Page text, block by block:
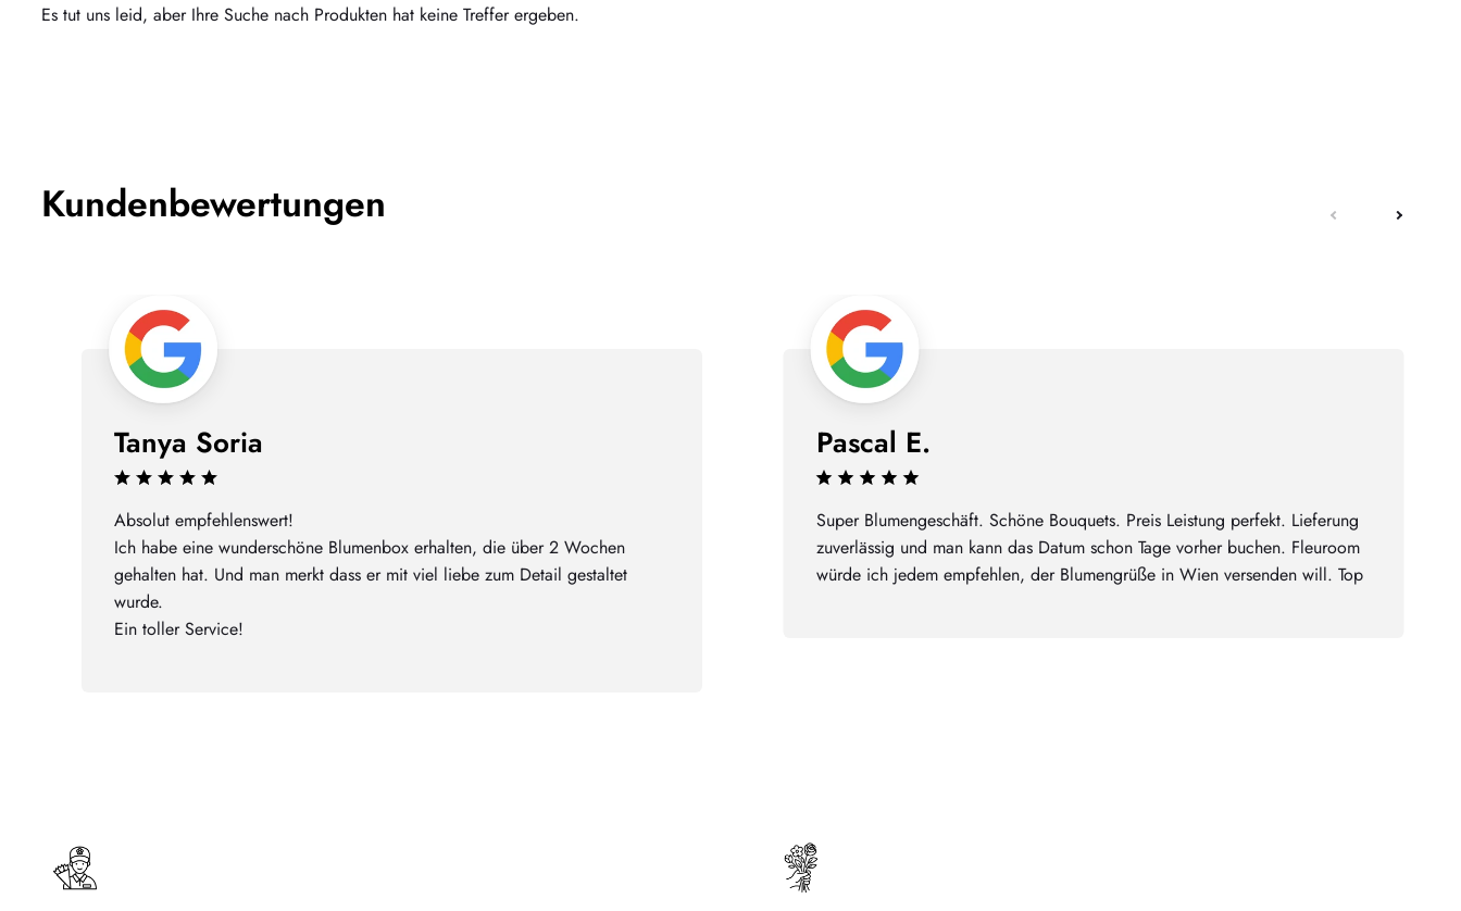
Es tut uns leid, aber Ihre Suche nach Produkten hat keine Treffer ergeben.
Kundenbewertungen nächste früher
Tanya Soria
Absolut empfehlenswert!
Ich habe eine wunderschöne Blumenbox erhalten, die über 2 Wochen
gehalten hat. Und man merkt dass er mit viel liebe zum Detail gestaltet
wurde.
Ein toller Service!
Pascal E.
Super Blumengeschäft. Schöne Bouquets. Preis Leistung perfekt. Lieferung
zuverlässig und man kann das Datum schon Tage vorher buchen. Fleuroom
würde ich jedem empfehlen, der Blumengrüße in Wien versenden will. Top